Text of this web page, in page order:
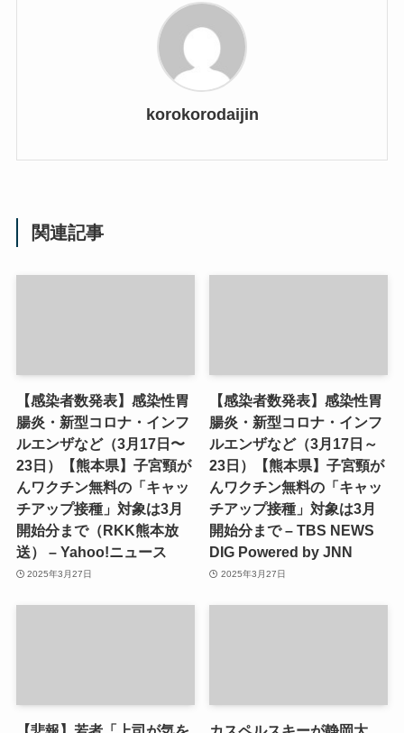
korokorodaijin
関連記事
【感染者数発表】感染性胃
腸炎・新型コロナ・インフ
ルエンザなど（3月17日〜
23日）【熊本県】子宮頸が
んワクチン無料の「キャッ
チアップ接種」対象は3月
開始分まで（RKK熊本放
送） – Yahoo!ニュース
2025年3月27日
【感染者数発表】感染性胃
腸炎・新型コロナ・インフ
ルエンザなど（3月17日～
23日）【熊本県】子宮頸が
んワクチン無料の「キャッ
チアップ接種」対象は3月
開始分まで – TBS NEWS
DIG Powered by JNN
2025年3月27日